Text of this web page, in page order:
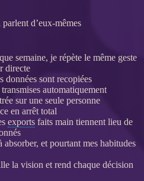
d’eux-mêmes
semaine, je répète le même geste
directe
donnéessont recopiées
automatiquement
sur une seule personne
en arrêt total
exportsfaits main tiennent lieu de
absorber, et pourtant mes habitudes
la vision et rend chaque décision